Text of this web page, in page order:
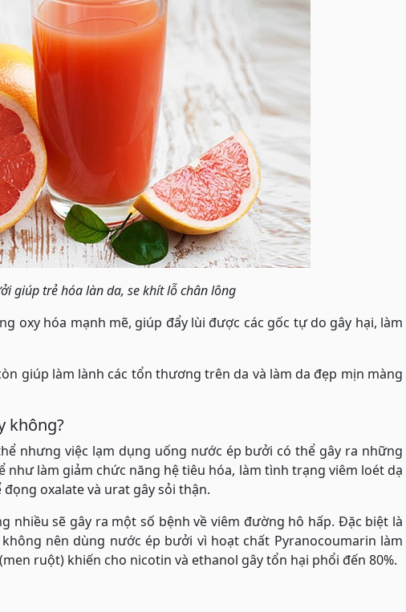
giúp trẻ hóa làn da, se khít lỗ chân lông
oxy hóa mạnh mẽ, giúp đẩy lùi được các gốc tự do gây hại, làm
giúp làm lành các tổn thương trên da và làm da đẹp mịn màng
không?
nhưng việc lạm dụng uống nước ép bưởi có thể gây ra những
làm giảm chức năng hệ tiêu hóa, làm tình trạng viêm loét dạ
oxalate và urat gây sỏi thận.
nhiều sẽ gây ra một số bệnh về viêm đường hô hấp. Đặc biệt là
nên dùng nước ép bưởi vì hoạt chất Pyranocoumarin làm
ruột) khiến cho nicotin và ethanol gây tổn hại phổi đến 80%.